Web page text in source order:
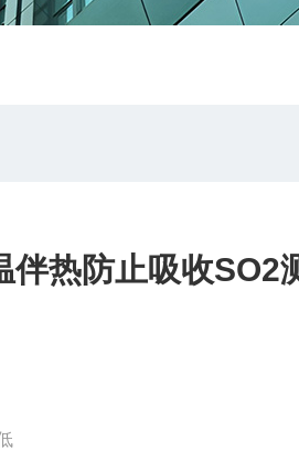
伴热防止吸收SO2